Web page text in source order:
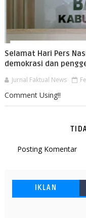
Selamat Hari Pers
demokrasi dan
Jurnal Faktual News
Comment Using!!
Posting Komentar
IKLAN